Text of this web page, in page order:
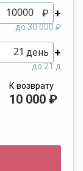
₽ +
до 30 000 ₽
день +
до 21 д
К возврату
10 000 ₽